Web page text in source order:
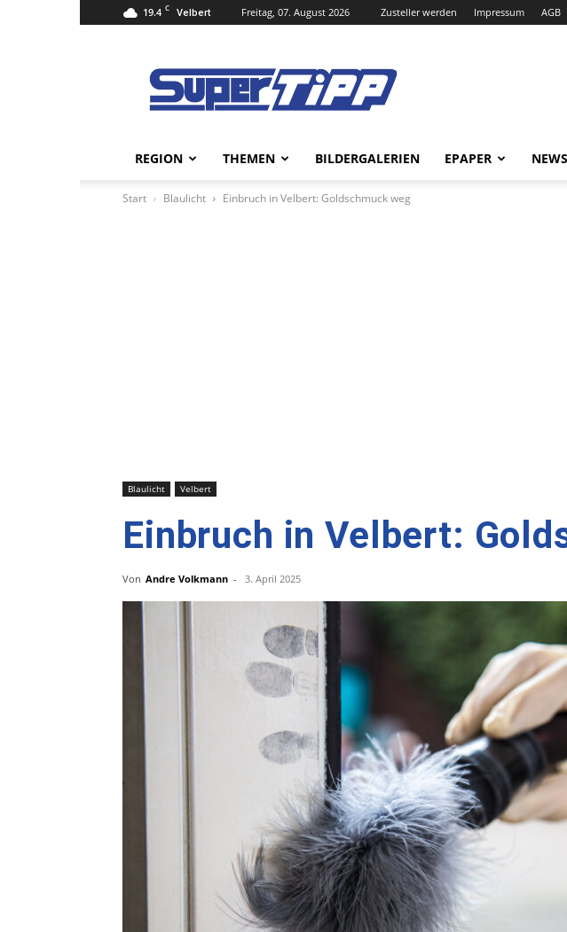
19.4 C Velbert Freitag, 07. August 2026 Zusteller werden Impressum AGB
Tipp
Online
REGION THEMEN BILDERGALERIEN EPAPER
Start Blaulicht Einbruch in Velbert: Goldschmuck weg
Blaulicht Velbert
Einbruch in Velbert:
Von Andre Volkmann - 3. April 2025